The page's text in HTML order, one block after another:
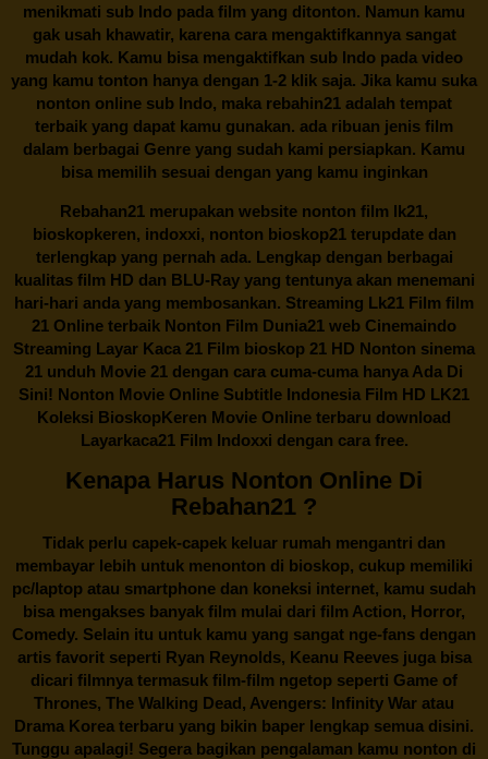
menikmati sub Indo pada film yang ditonton. Namun kamu
gak usah khawatir, karena cara mengaktifkannya sangat
mudah kok. Kamu bisa mengaktifkan sub Indo pada video
yang kamu tonton hanya dengan 1-2 klik saja. Jika kamu suka
nonton online sub Indo, maka rebahin21 adalah tempat
terbaik yang dapat kamu gunakan. ada ribuan jenis film
dalam berbagai Genre yang sudah kami persiapkan. Kamu
bisa memilih sesuai dengan yang kamu inginkan
Rebahan21 merupakan website nonton film lk21,
bioskopkeren, indoxxi, nonton bioskop21 terupdate dan
terlengkap yang pernah ada. Lengkap dengan berbagai
kualitas film HD dan BLU-Ray yang tentunya akan menemani
hari-hari anda yang membosankan. Streaming Lk21 Film film
21 Online terbaik Nonton Film Dunia21 web Cinemaindo
Streaming Layar Kaca 21 Film bioskop 21 HD Nonton sinema
21 unduh Movie 21 dengan cara cuma-cuma hanya Ada Di
Sini! Nonton Movie Online Subtitle Indonesia Film HD LK21
Koleksi BioskopKeren Movie Online terbaru download
Layarkaca21 Film Indoxxi dengan cara free.
Kenapa Harus Nonton Online Di
Rebahan21 ?
Tidak perlu capek-capek keluar rumah mengantri dan
membayar lebih untuk menonton di bioskop, cukup memiliki
pc/laptop atau smartphone dan koneksi internet, kamu sudah
bisa mengakses banyak film mulai dari film Action, Horror,
Comedy. Selain itu untuk kamu yang sangat nge-fans dengan
artis favorit seperti Ryan Reynolds, Keanu Reeves juga bisa
dicari filmnya termasuk film-film ngetop seperti Game of
Thrones, The Walking Dead, Avengers: Infinity War atau
Drama Korea terbaru yang bikin baper lengkap semua disini.
Tunggu apalagi! Segera bagikan pengalaman kamu nonton di